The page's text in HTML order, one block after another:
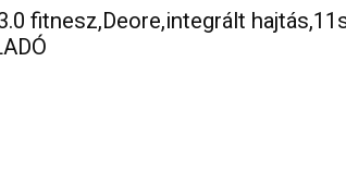
fitnesz,Deore,integrált